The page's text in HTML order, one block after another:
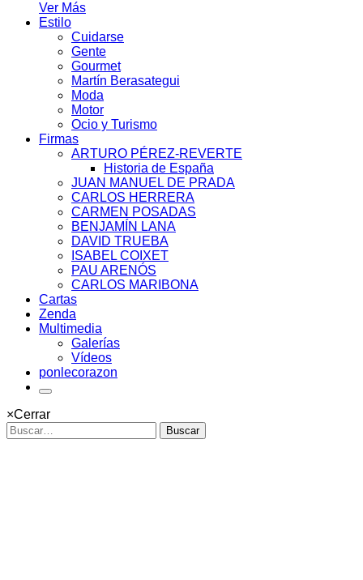
Ver Más
Estilo
Cuidarse
Gente
Gourmet
Martín Berasategui
Moda
Motor
Ocio y Turismo
Firmas
ARTURO PÉREZ-REVERTE
Historia de España
JUAN MANUEL DE PRADA
CARLOS HERRERA
CARMEN POSADAS
BENJAMÍN LANA
DAVID TRUEBA
ISABEL COIXET
PAU ARENÓS
CARLOS MARIBONA
Cartas
Zenda
Multimedia
Galerías
Vídeos
ponlecorazon
×Cerrar
Buscar